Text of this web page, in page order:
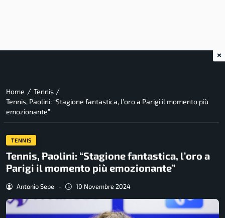
Home / Tennis /
Tennis, Paolini: “Stagione fantastica, l’oro a Parigi il momento più
emozionante”
TENNIS
Tennis, Paolini: “Stagione fantastica, l’oro a
Parigi il momento più emozionante”
Antonio Sepe - 10 Novembre 2024
×